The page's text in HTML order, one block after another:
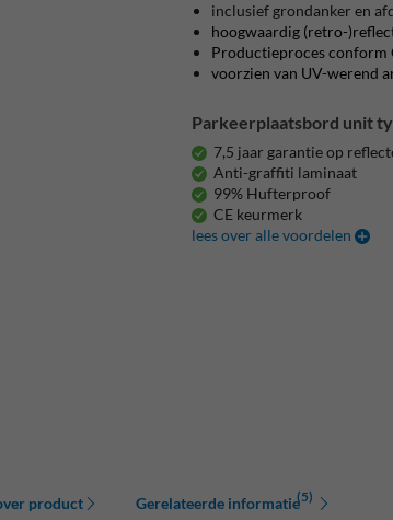
inclusief grondanker en
hoogwaardig (retro-
Productieproces conform
voorzien van UV-werend
Parkeerplaatsbord unit
7,5 jaar garantie op
Anti-graffiti laminaat
99% Hufterproof
CE keurmerk
lees over alle voordelen
product Gerelateerde informatie(5)